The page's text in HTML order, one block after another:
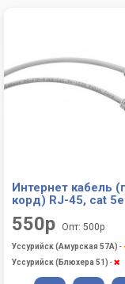
Интернет кабель
корд) RJ-45, cat
550р Опт: 500р
Уссурийск (Амурская 57А) -
Уссурийск (Блюхера 51) -